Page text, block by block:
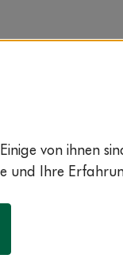
von ihnen
und Ihre